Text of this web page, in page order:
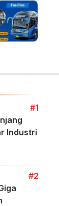
#1
Industri
#2